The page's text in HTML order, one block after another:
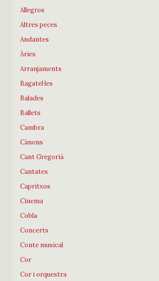
Allegros
Altres peces
Andantes
Àries
Arranjaments
Bagatel·les
Balades
Ballets
Cambra
Cànons
Cant Gregorià
Cantates
Capritxos
Cinema
Cobla
Concerts
Conte musical
Cor
Cor i orquestra